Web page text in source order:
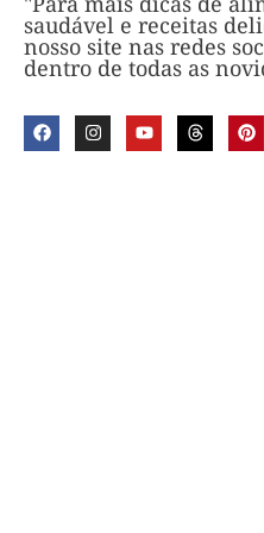
saudável e receitas
nosso site nas redes
dentro de todas as